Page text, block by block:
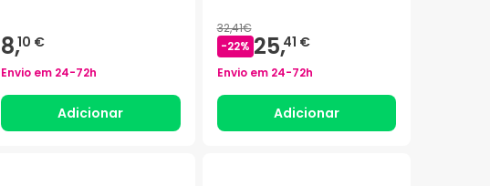
8,10 €
Envio em 24-72h
Adicionar
32,41€
-22% 25,41 €
Envio em 24-72h
Adicionar